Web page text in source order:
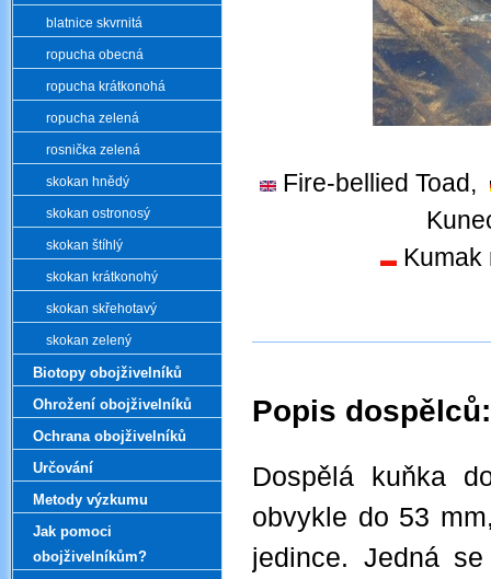
Fire-bellied Toad,
Kumak
Popis dospělců:
Dospělá kuňka
obvykle do 53
jedince. Jedná
blatnice skvrnitá
ropucha obecná
ropucha krátkonohá
ropucha zelená
rosnička zelená
skokan hnědý
skokan ostronosý
skokan štíhlý
skokan krátkonohý
skokan skřehotavý
skokan zelený
Biotopy obojživelníků
Ohrožení obojživelníků
Ochrana obojživelníků
Určování
Metody výzkumu
Jak pomoci
obojživelníkům?